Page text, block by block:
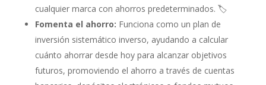
cualquier marca con ahorros predeterminados. 🏷️
Fomenta el ahorro: Funciona como un plan de
inversión sistemático inverso, ayudando a calcular
cuánto ahorrar desde hoy para alcanzar objetivos
futuros, promoviendo el ahorro a través de cuentas